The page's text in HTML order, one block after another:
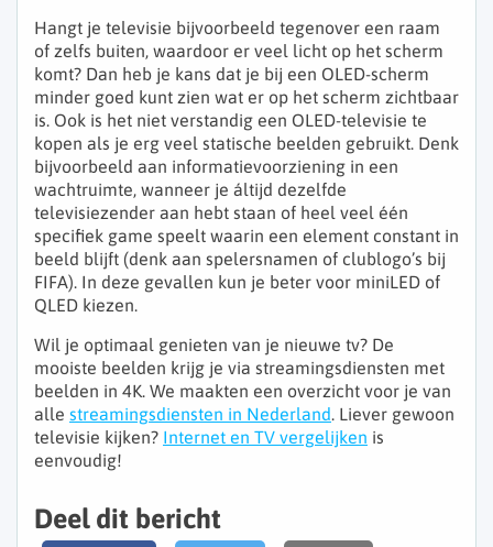
Hangt je televisie bijvoorbeeld tegenover een raam
of zelfs buiten, waardoor er veel licht op het scherm
komt? Dan heb je kans dat je bij een OLED-scherm
minder goed kunt zien wat er op het scherm zichtbaar
is. Ook is het niet verstandig een OLED-televisie te
kopen als je erg veel statische beelden gebruikt. Denk
bijvoorbeeld aan informatievoorziening in een
wachtruimte, wanneer je áltijd dezelfde
televisiezender aan hebt staan of heel veel één
specifiek game speelt waarin een element constant in
beeld blijft (denk aan spelersnamen of clublogo’s bij
FIFA). In deze gevallen kun je beter voor miniLED of
QLED kiezen.
Wil je optimaal genieten van je nieuwe tv? De
mooiste beelden krijg je via streamingsdiensten met
beelden in 4K. We maakten een overzicht voor je van
alle streamingsdiensten in Nederland. Liever gewoon
televisie kijken? Internet en TV vergelijken is
eenvoudig!
Deel dit bericht